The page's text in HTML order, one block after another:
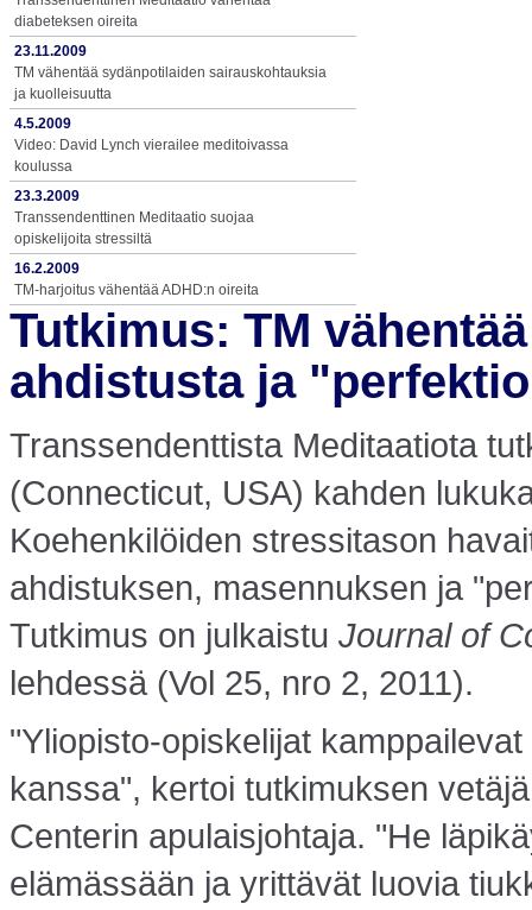
diabeteksen oireita
23.11.2009
TM vähentää sydänpotilaiden sairauskohtauksia
ja kuolleisuutta
4.5.2009
Video: David Lynch vierailee meditoivassa
koulussa
23.3.2009
Transsendenttinen Meditaatio suojaa
opiskelijoita stressiltä
16.2.2009
TM-harjoitus vähentää ADHD:n oireita
Tutkimus: TM
ahdistusta ja
Transsendenttista Meditaatiota
(Connecticut, USA) kahden
Koehenkilöiden stressitason
ahdistuksen, masennuksen ja
Tutkimus on julkaistu Journal of
lehdessä (Vol 25, nro 2, 2011).
"Yliopisto-opiskelijat
kanssa", kertoi tutkimuksen
Centerin apulaisjohtaja. "He
elämässään ja yrittävät luovia